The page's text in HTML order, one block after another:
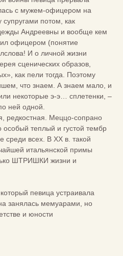
с мужем-офицером на
потом, как
Андреевны и вообще кем
офицером (понятие
И о личной жизни
сценических образов,
как пели тогда. Поэтому
что знаем. А знаем мало, и
некоторые э-э… сплетенки, –
ней одной.
редкостная. Меццо-сопрано
теплый и густой тембр
среди всех. В XX в. такой
итальянской примы
ШТРИШКИ жизни и
певица устраивала
занялась мемуарами, но
и юности